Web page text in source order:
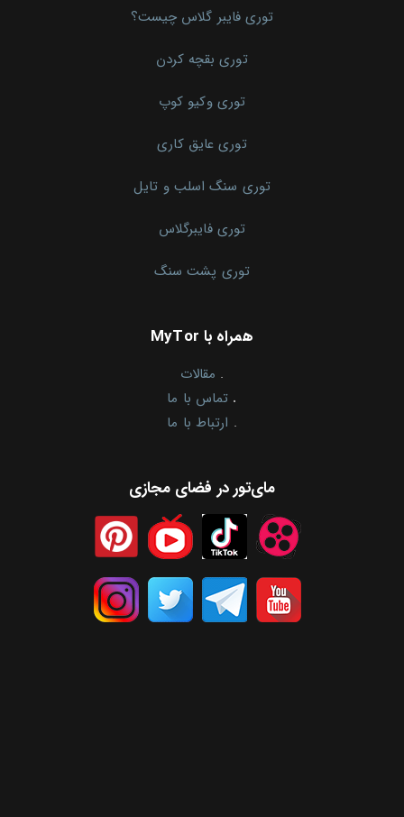
توری فایبر گلاس چیست؟
توری بقچه کردن
توری وکیو کوپ
توری عایق کاری
توری سنگ اسلب و تایل
توری فایبرگلاس
توری پشت سنگ
همراه با MyTor
. مقالات
. تماس با ما
. ارتباط با ما
مای‌تور در فضای مجازی